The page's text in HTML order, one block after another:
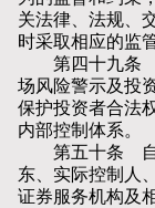
关法律、法规、
时采取相应的监
第四十九条 证
场风险警示及投
保护投资者合法
内部控制体系。
第五十条 自申
东、实际控制人
证券服务机构及